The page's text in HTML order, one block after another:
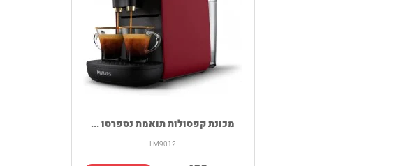
מכונת קפסולות תואמת נספרסו ...
LM9012